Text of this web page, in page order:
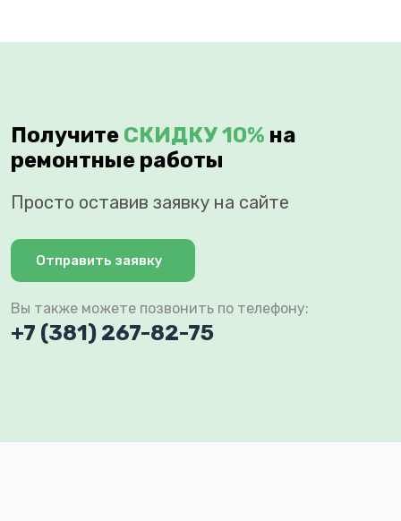
Получите СКИДКУ 10% на
ремонтные работы
Просто оставив заявку на сайте
Отправить заявку
Вы также можете позвонить по телефону:
+7 (381) 267-82-75